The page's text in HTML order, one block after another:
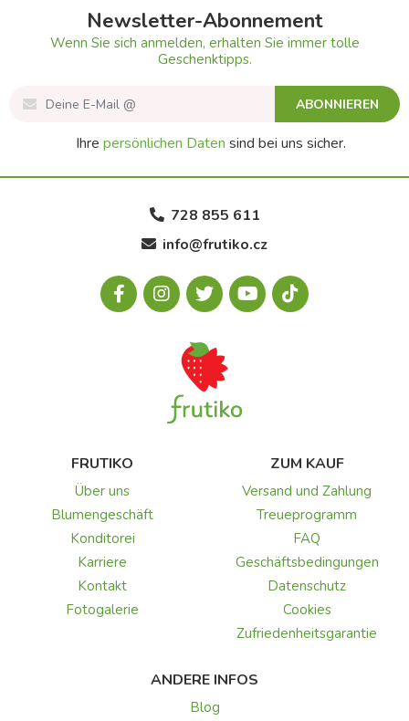
Newsletter-Abonnement
Wenn Sie sich anmelden, erhalten Sie immer tolle
Geschenktipps.
ABONNIEREN
Ihre persönlichen Daten sind bei uns sicher.
728 855 611
info@frutiko.cz
FRUTIKO
Über uns
Blumengeschäft
Konditorei
Karriere
Kontakt
Fotogalerie
ZUM KAUF
Versand und Zahlung
Treueprogramm
FAQ
Geschäftsbedingungen
Datenschutz
Cookies
Zufriedenheitsgarantie
ANDERE INFOS
Blog